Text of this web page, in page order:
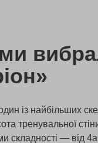
із найбільших
тренувальної
складності — від